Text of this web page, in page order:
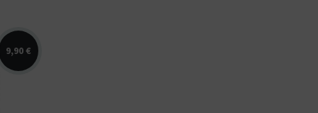
9,90 €
de